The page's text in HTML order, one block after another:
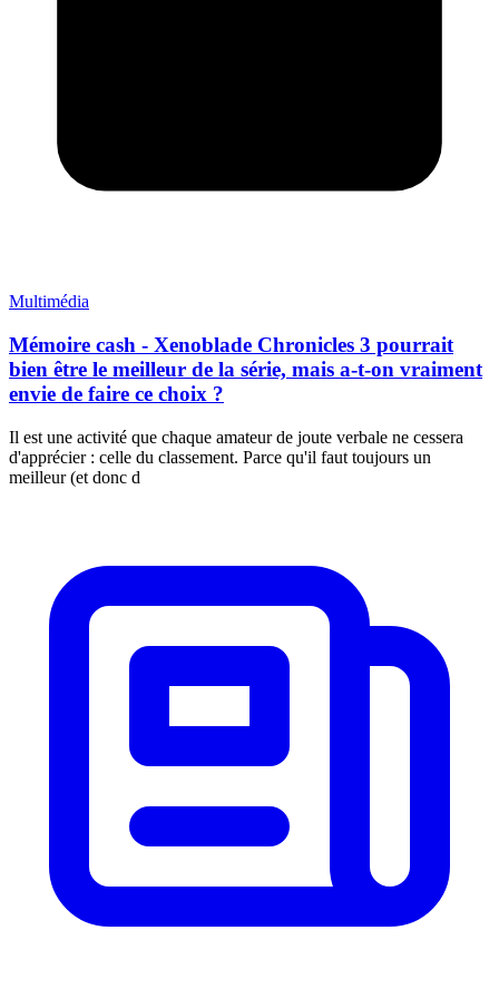
Multimédia
Mémoire cash - Xenoblade Chronicles 3 pourrait
bien être le meilleur de la série, mais a-t-on vraiment
envie de faire ce choix ?
Il est une activité que chaque amateur de joute verbale ne cessera
d'apprécier : celle du classement. Parce qu'il faut toujours un
meilleur (et donc d